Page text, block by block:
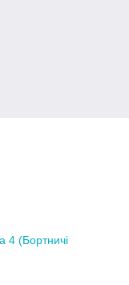
4 (Бортничі